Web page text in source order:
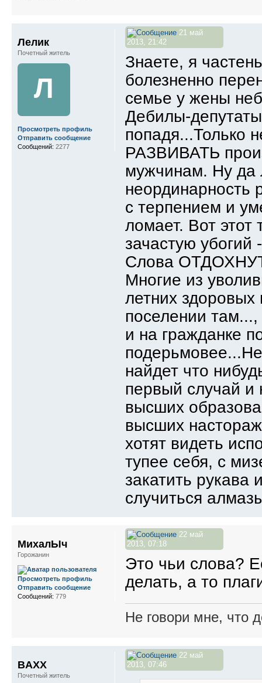
21 май
2013, 21:42
Знаете, я
болезненно
семье у жены
Дебилы-
попадя...Только
РАЗВИВАТЬ
мужчинам. Ну да
неординарность
с терпением и
ломает. Вот
зачастую
Слова
Многие из
летних здоровых
поселении
и на гражданке
найдет что
первый случай и
высших
высших
хотят видеть
тупее себя, с
закатить рукава
случиться
Лелик
Почетный житель
Л
Просмотреть профиль
Отправить сообщение
Сообщений: 2277
22 май
2013, 07:18
Это чьи слова?
делать, а то
Не говори мне, что
МихалЫч
Горожанин
Просмотреть профиль
Отправить сообщение
Сообщений: 779
22 май
2013, 07:46
BAXX
Почетный житель